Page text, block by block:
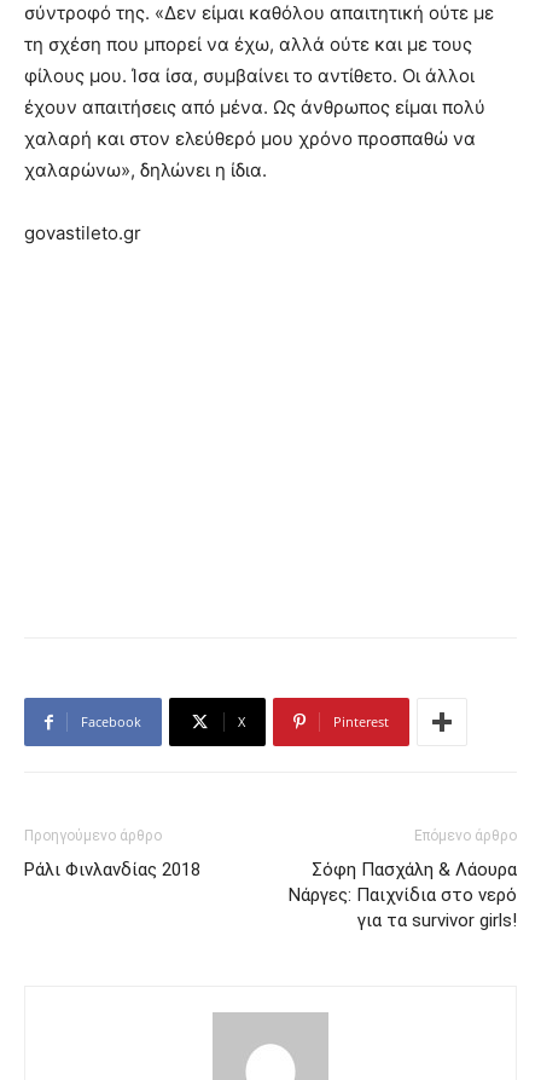
σύντροφό της. «Δεν είμαι καθόλου απαιτητική ούτε με
τη σχέση που μπορεί να έχω, αλλά ούτε και με τους
φίλους μου. Ίσα ίσα, συμβαίνει το αντίθετο. Οι άλλοι
έχουν απαιτήσεις από μένα. Ως άνθρωπος είμαι πολύ
χαλαρή και στον ελεύθερό μου χρόνο προσπαθώ να
χαλαρώνω», δηλώνει η ίδια.
govastileto.gr
Facebook X Pinterest
Προηγούμενο άρθρο
Ράλι Φινλανδίας 2018
Επόμενο άρθρο
Σόφη Πασχάλη & Λάουρα
Νάργες: Παιχνίδια στο νερό
για τα survivor girls!